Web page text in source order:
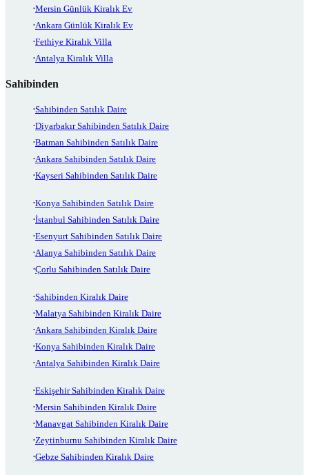
Mersin Günlük Kiralık Ev
Ankara Günlük Kiralık Ev
Fethiye Kiralık Villa
Antalya Kiralık Villa
Sahibinden
Sahibinden Satılık Daire
Diyarbakır Sahibinden Satılık Daire
Batman Sahibinden Satılık Daire
Ankara Sahibinden Satılık Daire
Kayseri Sahibinden Satılık Daire
Konya Sahibinden Satılık Daire
İstanbul Sahibinden Satılık Daire
Esenyurt Sahibinden Satılık Daire
Alanya Sahibinden Satılık Daire
Çorlu Sahibinden Satılık Daire
Sahibinden Kiralık Daire
Malatya Sahibinden Kiralık Daire
Ankara Sahibinden Kiralık Daire
Konya Sahibinden Kiralık Daire
Antalya Sahibinden Kiralık Daire
Eskişehir Sahibinden Kiralık Daire
Mersin Sahibinden Kiralık Daire
Manavgat Sahibinden Kiralık Daire
Zeytinburnu Sahibinden Kiralık Daire
Gebze Sahibinden Kiralık Daire